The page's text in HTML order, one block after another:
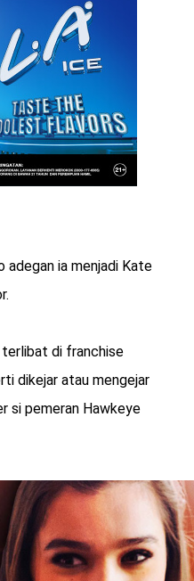
ia menjadi Kate
terlibat di franchise
dikejar atau mengejar
si pemeran Hawkeye